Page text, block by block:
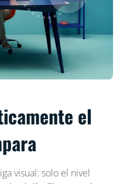
el
visual: solo el nivel